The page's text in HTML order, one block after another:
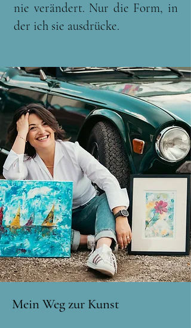
nie verändert. Nur die Form, in
der ich sie ausdrücke.
Mein Weg zur Kunst